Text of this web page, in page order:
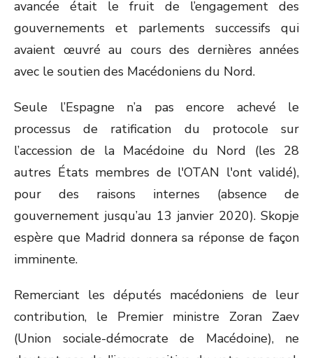
avancée était le fruit de l’engagement des
gouvernements et parlements successifs qui
avaient œuvré au cours des dernières années
avec le soutien des Macédoniens du Nord.
Seule l’Espagne n’a pas encore achevé le
processus de ratification du protocole sur
l’accession de la Macédoine du Nord (les 28
autres États membres de l'OTAN l'ont validé),
pour des raisons internes (absence de
gouvernement jusqu’au 13 janvier 2020). Skopje
espère que Madrid donnera sa réponse de façon
imminente.
Remerciant les députés macédoniens de leur
contribution, le Premier ministre Zoran Zaev
(Union sociale-démocrate de Macédoine), ne